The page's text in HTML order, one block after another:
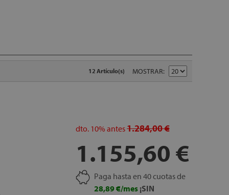
12 Artículo(s) MOSTRAR
dto. 10% antes1.284,00 €
1.155,60 €
Paga hasta en 40 cuotas de
28,89 €/mes ¡SIN